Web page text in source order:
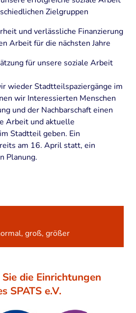
Zielgruppen
und verlässliche Finanzierung
Arbeit für die nächsten Jahre
für unsere soziale Arbeit
wieder Stadtteilspaziergänge im
wir Interessierten Menschen
und der Nachbarschaft einen
Arbeit und aktuelle
Stadtteil geben. Ein
am 16. April statt, ein
Planung.
,groß,größer
die Einrichtungen
SPATS e.V.